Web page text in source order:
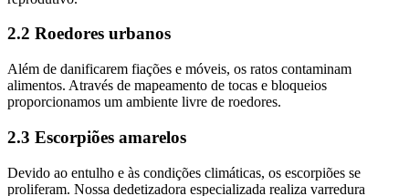
2.2 Roedores urbanos
Além de danificarem fiações e móveis, os ratos contaminam
alimentos. Através de mapeamento de tocas e bloqueios
proporcionamos um ambiente livre de roedores.
2.3 Escorpiões amarelos
Devido ao entulho e às condições climáticas, os escorpiões se
proliferam. Nossa dedetizadora especializada realiza varredura